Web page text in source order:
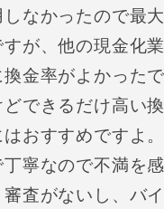
しなかったので最
が、他の現金化
金率がよかった
どできるだけ高い
おすすめですよ
寧なので不満を
審査がないし、バ